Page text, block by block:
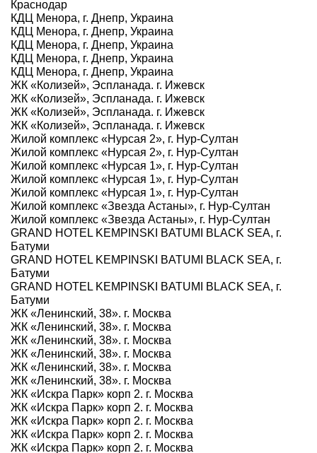
Краснодар
КДЦ Менора, г. Днепр, Украина
КДЦ Менора, г. Днепр, Украина
КДЦ Менора, г. Днепр, Украина
КДЦ Менора, г. Днепр, Украина
КДЦ Менора, г. Днепр, Украина
ЖК «Колизей», Эспланада. г. Ижевск
ЖК «Колизей», Эспланада. г. Ижевск
ЖК «Колизей», Эспланада. г. Ижевск
ЖК «Колизей», Эспланада. г. Ижевск
Жилой комплекс «Нурсая 2», г. Нур-Султан
Жилой комплекс «Нурсая 2», г. Нур-Султан
Жилой комплекс «Нурсая 1», г. Нур-Султан
Жилой комплекс «Нурсая 1», г. Нур-Султан
Жилой комплекс «Нурсая 1», г. Нур-Султан
Жилой комплекс «Звезда Астаны», г. Нур-Султан
Жилой комплекс «Звезда Астаны», г. Нур-Султан
GRAND HOTEL KEMPINSKI BATUMI BLACK SEA, г.
Батуми
GRAND HOTEL KEMPINSKI BATUMI BLACK SEA, г.
Батуми
GRAND HOTEL KEMPINSKI BATUMI BLACK SEA, г.
Батуми
ЖК «Ленинский, 38». г. Москва
ЖК «Ленинский, 38». г. Москва
ЖК «Ленинский, 38». г. Москва
ЖК «Ленинский, 38». г. Москва
ЖК «Ленинский, 38». г. Москва
ЖК «Ленинский, 38». г. Москва
ЖК «Искра Парк» корп 2. г. Москва
ЖК «Искра Парк» корп 2. г. Москва
ЖК «Искра Парк» корп 2. г. Москва
ЖК «Искра Парк» корп 2. г. Москва
ЖК «Искра Парк» корп 2. г. Москва